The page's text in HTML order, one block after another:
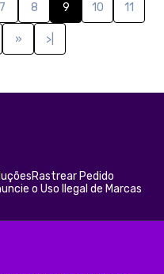
7 8 9 10 11
» >|
Rastrear Pedido
o Uso Ilegal de Marcas